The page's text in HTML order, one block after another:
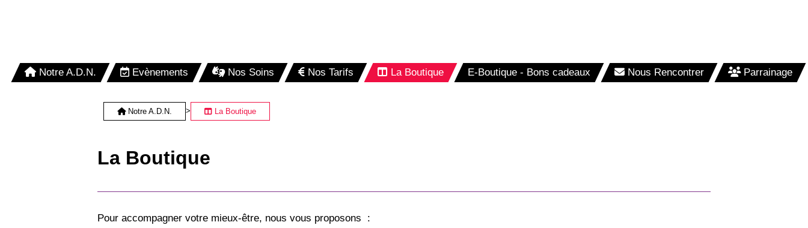
Notre A.D.N. Evènements Nos Soins Nos Tarifs La Boutique E-Boutique - Bons cadeaux Nous Rencontrer Parrainage
Notre A.D.N. > La Boutique
La Boutique
Pour accompagner votre mieux-être, nous vous proposons :